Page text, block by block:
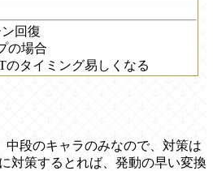
回復
の場合
のタイミング易しくなる
中段のキャラのみなので、対策は
対策するとれば、発動の早い変換